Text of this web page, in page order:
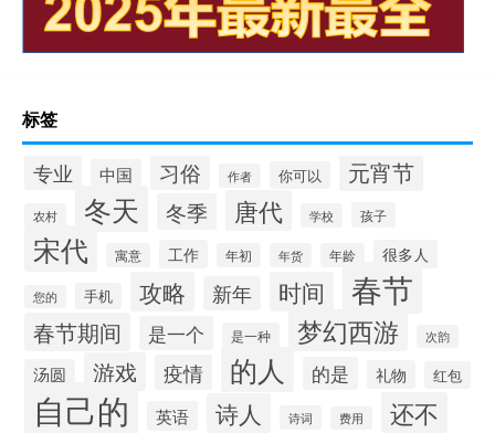
标签
专业 中国 习俗 作者 你可以 元宵节
农村 冬天 冬季 唐代 学校 孩子
宋代 寓意 工作 年初 年货 年龄 很多人
您的 手机 攻略 新年 时间 春节
春节期间 是一个 是一种 梦幻西游 次韵
汤圆 游戏 疫情 的人 的是 礼物 红包
自己的 英语 诗人 诗词 费用 还不